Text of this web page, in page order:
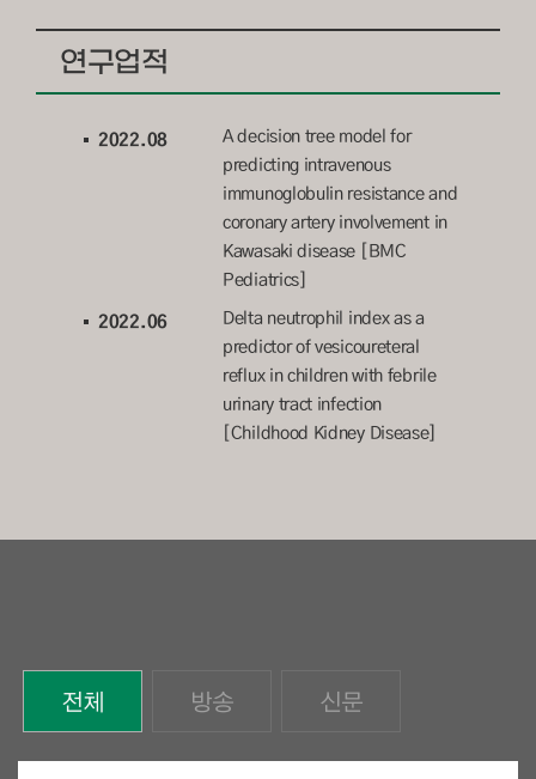
연구업적
2022.08
A decision tree model for
predicting intravenous
immunoglobulin resistance and
coronary artery involvement in
Kawasaki disease [BMC
Pediatrics]
2022.06
Delta neutrophil index as a
predictor of vesicoureteral
reflux in children with febrile
urinary tract infection
[Childhood Kidney Disease]
전체 방송 신문